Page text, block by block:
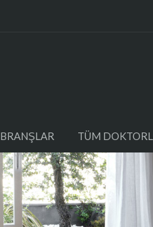
BRANŞLAR TÜM